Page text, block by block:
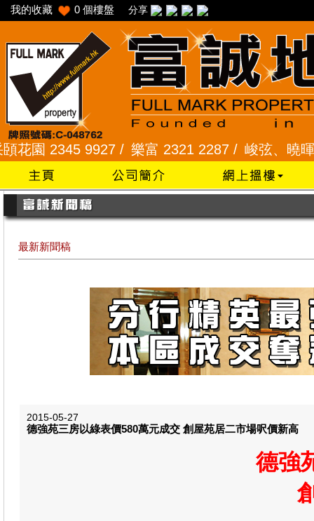
我的收藏 0 個樓盤 分享
9927 / 樂富 2321 2287 / 峻弦、曉暉花園
最新新聞稿
2015-05-27
德強苑三房以綠表價580萬元成交 創屋苑居二市場呎價新高
德強